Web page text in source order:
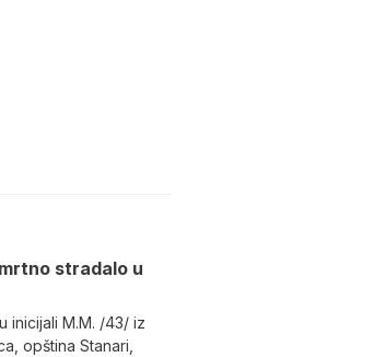
stradalo u
inicijali M.M. /43/ iz
opština Stanari,